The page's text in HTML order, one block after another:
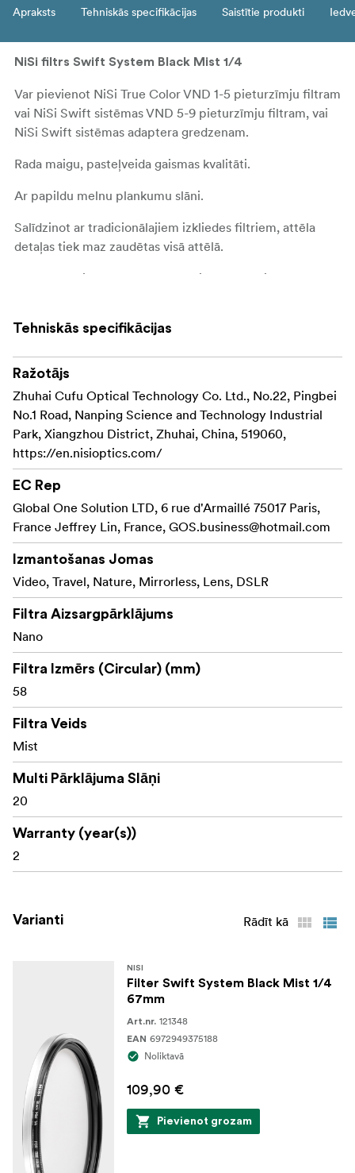
Apraksts Tehniskās specifikācijas Saistītie produkti
NiSi filtrs Swift System Black Mist 1/4
Var pievienot NiSi True Color VND 1-5 pieturzīmju filtram
vai NiSi Swift sistēmas VND 5-9 pieturzīmju filtram, vai
NiSi Swift sistēmas adaptera gredzenam.
Rada maigu, pasteļveida gaismas kvalitāti.
Ar papildu melnu plankumu slāni.
Salīdzinot ar tradicionālajiem izkliedes filtriem, attēla
detaļas tiek maz zaudētas visā attēlā.
Nano pārklājums, ūdensnecaurlaidīgs un antirefleksīvs
Pieejami 49, 52, 55, 58, 62, 67, 72, 77, 82 un 95 mm
Tehniskās specifikācijas
Ražotājs
Zhuhai Cufu Optical Technology Co. Ltd., No.22, Pingbei
No.1 Road, Nanping Science and Technology Industrial
Park, Xiangzhou District, Zhuhai, China, 519060,
https://en.nisioptics.com/
EC Rep
Global One Solution LTD, 6 rue d'Armaillé 75017 Paris,
France Jeffrey Lin, France, GOS.business@hotmail.com
Izmantošanas Jomas
Video, Travel, Nature, Mirrorless, Lens, DSLR
Filtra Aizsargpārklājums
Nano
Filtra Izmērs (Circular) (mm)
58
Filtra Veids
Mist
Multi Pārklājuma Slāņi
20
Warranty (year(s))
2
Varianti Rādīt kā
NISI
Filter Swift System Black Mist 1/4
67mm
Art.nr. 121348
EAN 6972949375188
Noliktavā
109,90 €
Pievienot grozam